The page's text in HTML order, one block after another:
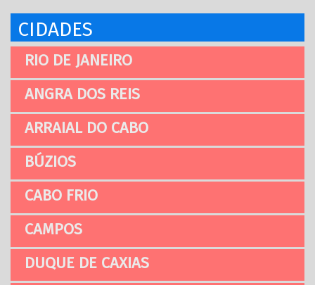
CIDADES
RIO DE JANEIRO
ANGRA DOS REIS
ARRAIAL DO CABO
BÚZIOS
CABO FRIO
CAMPOS
DUQUE DE CAXIAS